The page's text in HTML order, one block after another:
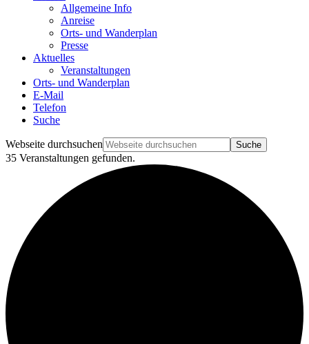
Allgemeine Info
Anreise
Orts- und Wanderplan
Presse
Aktuelles
Veranstaltungen
Orts- und Wanderplan
E-Mail
Telefon
Suche
Webseite durchsuchen
35 Veranstaltungen gefunden.